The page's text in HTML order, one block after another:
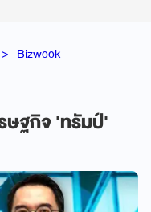
Bizweek
ษฐกิจ 'ทรัมป์'